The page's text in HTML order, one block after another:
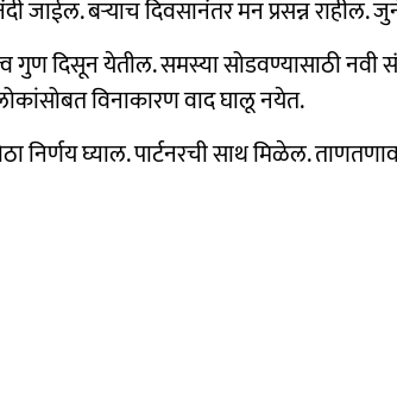
बऱ्याच दिवसानंतर मन प्रसन्न राहील.
गुण दिसून येतील. समस्या सोडवण्यासाठी नवी
विनाकारण वाद घालू नयेत.
निर्णय घ्याल. पार्टनरची साथ मिळेल.